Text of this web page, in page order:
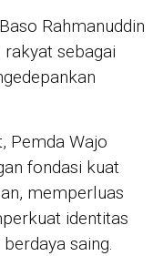
Rahmanuddin
sebagai
Pemda Wajo
fondasi kuat
memperluas
identitas
saing.